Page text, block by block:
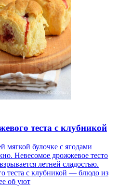
теста с клубникой
мягкой булочке с ягодами
Невесомое дрожжевое тесто
летней сладостью.
теста с клубникой — блюдо из
об уют